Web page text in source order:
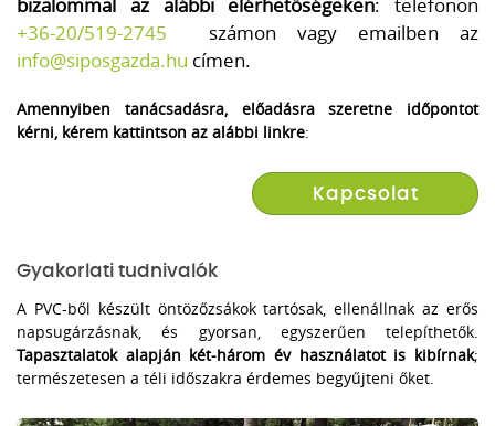
bizalommal az alábbi elérhetőségeken: telefonon
+36-20/519-2745 számon vagy emailben az
info@siposgazda.hu címen.
Amennyiben tanácsadásra, előadásra szeretne időpontot
kérni, kérem kattintson az alábbi linkre:
Kapcsolat
Gyakorlati tudnivalók
A PVC-ből készült öntözőzsákok tartósak, ellenállnak az erős
napsugárzásnak, és gyorsan, egyszerűen telepíthetők.
Tapasztalatok alapján két-három év használatot is kibírnak;
természetesen a téli időszakra érdemes begyűjteni őket.